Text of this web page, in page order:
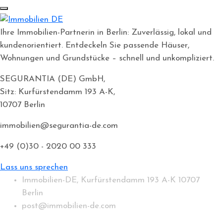
Ihre Immobilien-Partnerin in Berlin: Zuverlässig, lokal und
kundenorientiert. Entdeckeln Sie passende Häuser,
Wohnungen und Grundstücke – schnell und unkompliziert.
SEGURANTIA (DE) GmbH,
Sitz: Kurfürstendamm 193 A-K,
10707 Berlin
immobilien@segurantia-de.com
+49 (0)30 - 2020 00 333
Lass uns sprechen
Immobilien-DE, Kurfürstendamm 193 A-K 10707
Berlin
post@immobilien-de.com